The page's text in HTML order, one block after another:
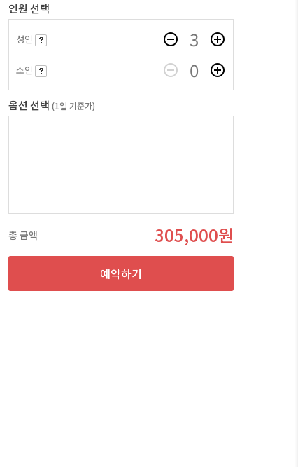
인원 선택
성인 3
소인 0
옵션 선택(1일 기준가)
총 금액 305,000원
예약하기